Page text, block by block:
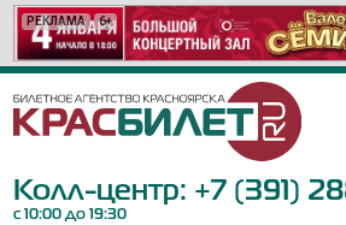
РЕКЛАМА 6+
РЕКЛАМА 12+
РЕКЛАМА 18+
РЕКЛАМА 12+
РЕКЛАМА 6+
РЕКЛАМА 12+
РЕКЛАМА 12+
РЕКЛАМА 16+
РЕКЛАМА 12+
РЕКЛАМА 6+
РЕКЛАМА 12+
РЕКЛАМА 0+
РЕКЛАМА 12+
РЕКЛАМА 16+
РЕКЛАМА 6+
РЕКЛАМА 18+
РЕКЛАМА 12+
РЕКЛАМА 6+
РЕКЛАМА 12+
РЕКЛАМА 6+
Колл-центр: +7 (391)
с 10:00 до 19:30